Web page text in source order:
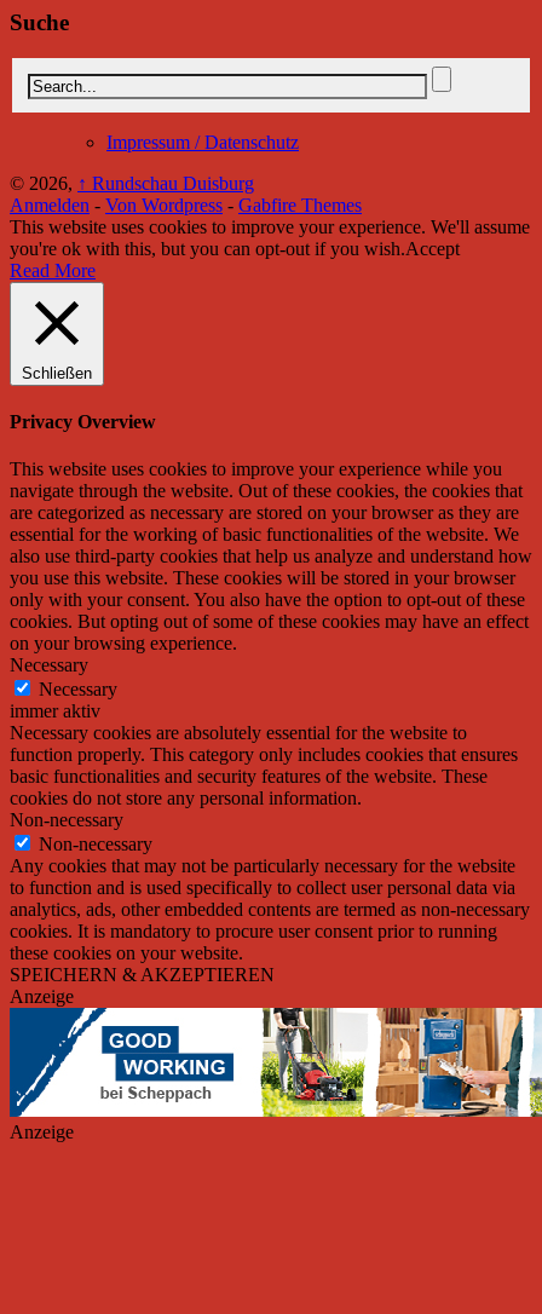
Suche
Impressum / Datenschutz
© 2026, ↑ Rundschau Duisburg
Anmelden - Von Wordpress - Gabfire Themes
This website uses cookies to improve your experience. We'll assume
you're ok with this, but you can opt-out if you wish.Accept
Read More
Schließen
Privacy Overview
This website uses cookies to improve your experience while you
navigate through the website. Out of these cookies, the cookies that
are categorized as necessary are stored on your browser as they are
essential for the working of basic functionalities of the website. We
also use third-party cookies that help us analyze and understand how
you use this website. These cookies will be stored in your browser
only with your consent. You also have the option to opt-out of these
cookies. But opting out of some of these cookies may have an effect
on your browsing experience.
Necessary
Necessary
immer aktiv
Necessary cookies are absolutely essential for the website to
function properly. This category only includes cookies that ensures
basic functionalities and security features of the website. These
cookies do not store any personal information.
Non-necessary
Non-necessary
Any cookies that may not be particularly necessary for the website
to function and is used specifically to collect user personal data via
analytics, ads, other embedded contents are termed as non-necessary
cookies. It is mandatory to procure user consent prior to running
these cookies on your website.
SPEICHERN & AKZEPTIEREN
Anzeige
Anzeige